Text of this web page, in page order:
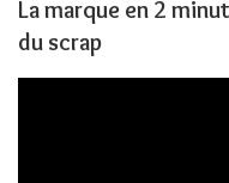
La marque en 2
du scrap